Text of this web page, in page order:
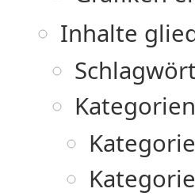
Inhalte